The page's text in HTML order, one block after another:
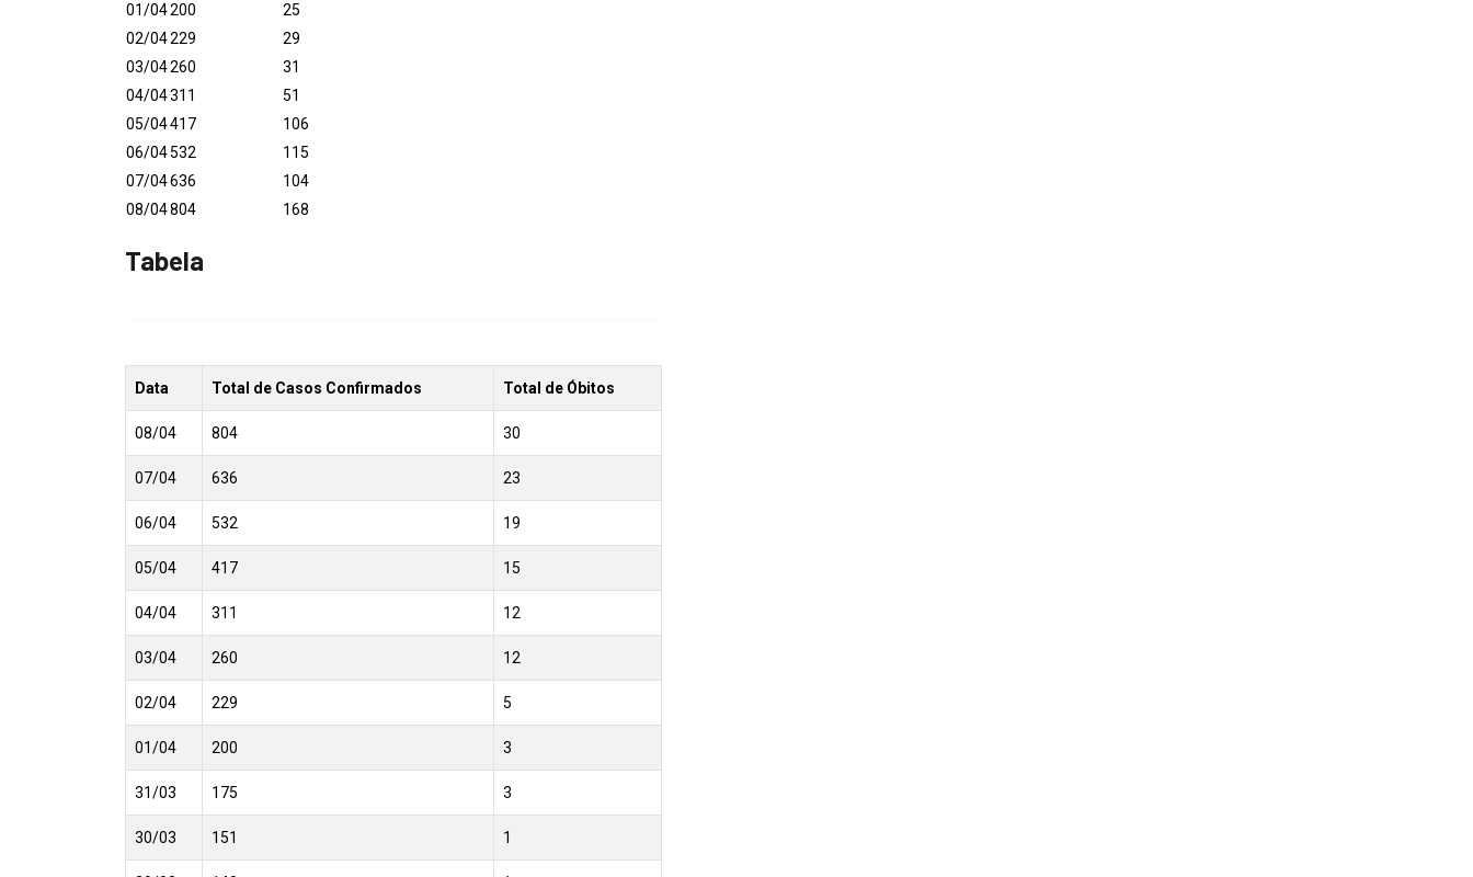
01/04200
25
02/04229
29
03/04260
31
04/04311
51
05/04417
106
06/04532
115
07/04636
104
08/04804 168
Tabela
Data Total de Casos Confirmados Total de Óbitos
08/04 804 30
07/04 636 23
06/04 532 19
05/04 417 15
04/04 311 12
03/04 260 12
02/04 229 5
01/04 200 3
31/03 175 3
30/03 151 1